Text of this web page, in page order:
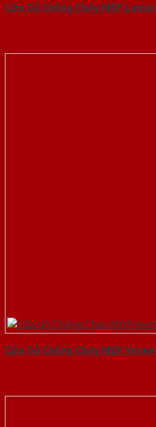
Cửa Gỗ Chống Cháy MDF
Cửa Gỗ Chống Cháy MDF